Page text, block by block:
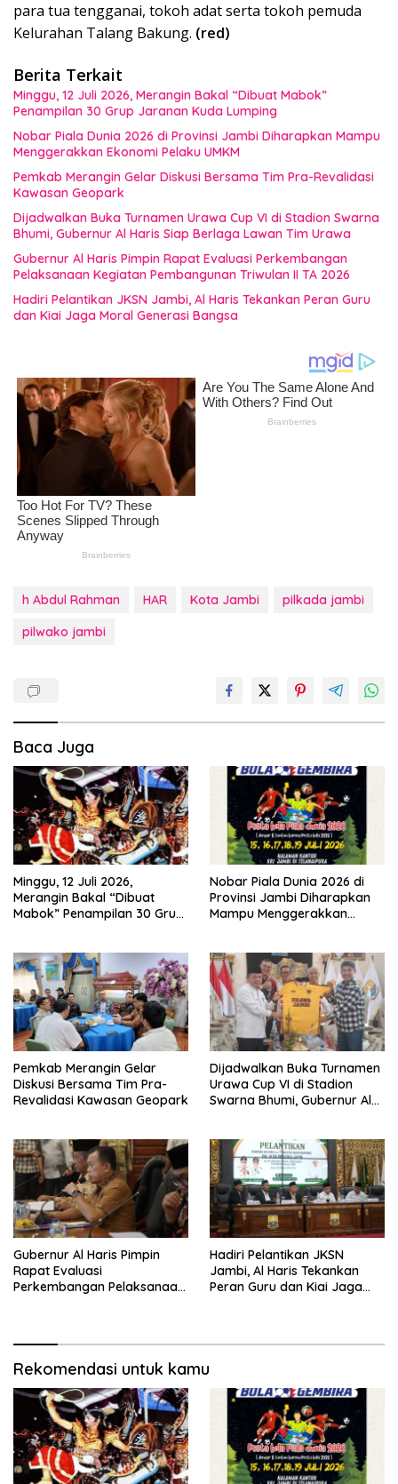
para tua tengganai, tokoh adat serta tokoh pemuda
Kelurahan Talang Bakung. (red)
Berita Terkait
Minggu, 12 Juli 2026, Merangin Bakal “Dibuat Mabok”
Penampilan 30 Grup Jaranan Kuda Lumping
Nobar Piala Dunia 2026 di Provinsi Jambi Diharapkan Mampu
Menggerakkan Ekonomi Pelaku UMKM
Pemkab Merangin Gelar Diskusi Bersama Tim Pra-Revalidasi
Kawasan Geopark
Dijadwalkan Buka Turnamen Urawa Cup VI di Stadion Swarna
Bhumi, Gubernur Al Haris Siap Berlaga Lawan Tim Urawa
Gubernur Al Haris Pimpin Rapat Evaluasi Perkembangan
Pelaksanaan Kegiatan Pembangunan Triwulan II TA 2026
Hadiri Pelantikan JKSN Jambi, Al Haris Tekankan Peran Guru
dan Kiai Jaga Moral Generasi Bangsa
h Abdul Rahman HAR Kota Jambi
pilkada jambi
pilwako jambi
Baca Juga
Minggu, 12 Juli 2026,
Merangin Bakal “Dibuat
Mabok” Penampilan 30 Grup
Nobar Piala Dunia 2026 di
Provinsi Jambi Diharapkan
Mampu Menggerakkan
Pemkab Merangin Gelar
Diskusi Bersama Tim Pra-
Revalidasi Kawasan Geopark
Dijadwalkan Buka Turnamen
Urawa Cup VI di Stadion
Swarna Bhumi, Gubernur Al
Gubernur Al Haris Pimpin
Rapat Evaluasi
Perkembangan Pelaksanaan
Hadiri Pelantikan JKSN
Jambi, Al Haris Tekankan
Peran Guru dan Kiai Jaga
Rekomendasi untuk kamu